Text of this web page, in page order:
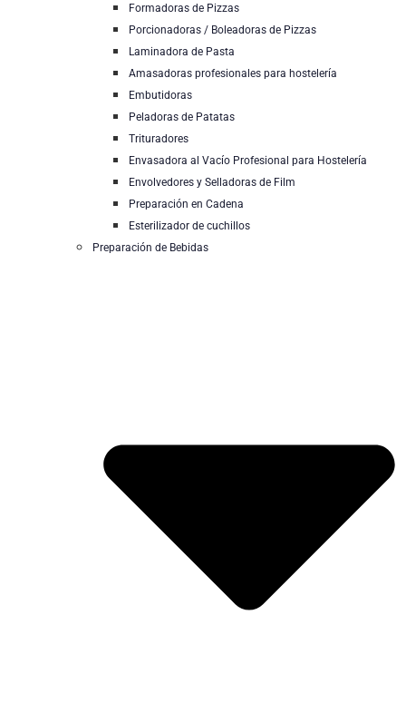
Formadoras de Pizzas
Porcionadoras / Boleadoras de Pizzas
Laminadora de Pasta
Amasadoras profesionales para hostelería
Embutidoras
Peladoras de Patatas
Trituradores
Envasadora al Vacío Profesional para Hostelería
Envolvedores y Selladoras de Film
Preparación en Cadena
Esterilizador de cuchillos
Preparación de Bebidas